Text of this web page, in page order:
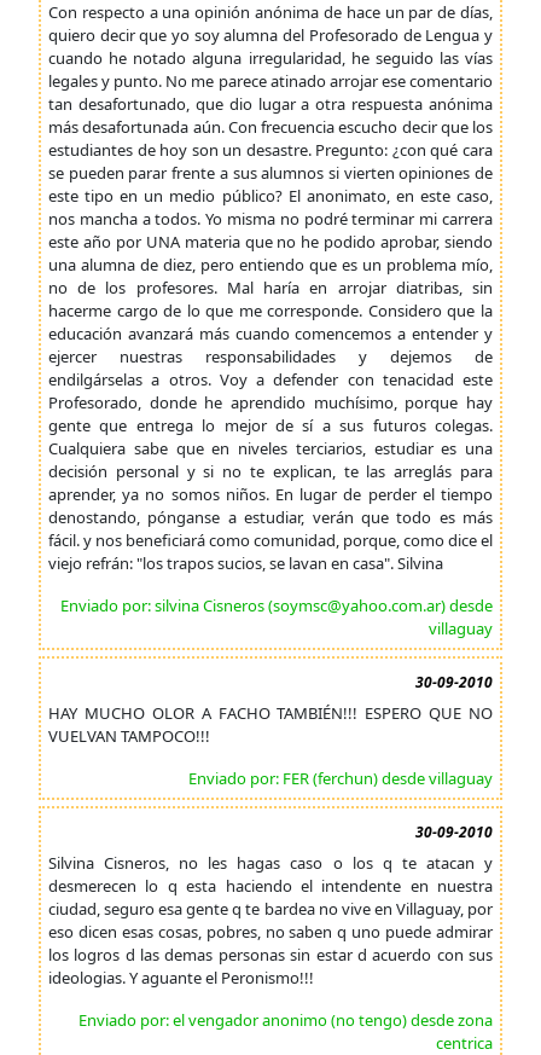
Con respecto a una opinión anónima de hace un par de días,
quiero decir que yo soy alumna del Profesorado de Lengua y
cuando he notado alguna irregularidad, he seguido las vías
legales y punto. No me parece atinado arrojar ese comentario
tan desafortunado, que dio lugar a otra respuesta anónima
más desafortunada aún. Con frecuencia escucho decir que los
estudiantes de hoy son un desastre. Pregunto: ¿con qué cara
se pueden parar frente a sus alumnos si vierten opiniones de
este tipo en un medio público? El anonimato, en este caso,
nos mancha a todos. Yo misma no podré terminar mi carrera
este año por UNA materia que no he podido aprobar, siendo
una alumna de diez, pero entiendo que es un problema mío,
no de los profesores. Mal haría en arrojar diatribas, sin
hacerme cargo de lo que me corresponde. Considero que la
educación avanzará más cuando comencemos a entender y
ejercer nuestras responsabilidades y dejemos de
endilgárselas a otros. Voy a defender con tenacidad este
Profesorado, donde he aprendido muchísimo, porque hay
gente que entrega lo mejor de sí a sus futuros colegas.
Cualquiera sabe que en niveles terciarios, estudiar es una
decisión personal y si no te explican, te las arreglás para
aprender, ya no somos niños. En lugar de perder el tiempo
denostando, pónganse a estudiar, verán que todo es más
fácil. y nos beneficiará como comunidad, porque, como dice el
viejo refrán: "los trapos sucios, se lavan en casa". Silvina
Enviado por: silvina Cisneros (soymsc@yahoo.com.ar) desde
villaguay
30-09-2010
HAY MUCHO OLOR A FACHO TAMBIÉN!!! ESPERO QUE NO
VUELVAN TAMPOCO!!!
Enviado por: FER (ferchun) desde villaguay
30-09-2010
Silvina Cisneros, no les hagas caso o los q te atacan y
desmerecen lo q esta haciendo el intendente en nuestra
ciudad, seguro esa gente q te bardea no vive en Villaguay, por
eso dicen esas cosas, pobres, no saben q uno puede admirar
los logros d las demas personas sin estar d acuerdo con sus
ideologias. Y aguante el Peronismo!!!
Enviado por: el vengador anonimo (no tengo) desde zona
centrica